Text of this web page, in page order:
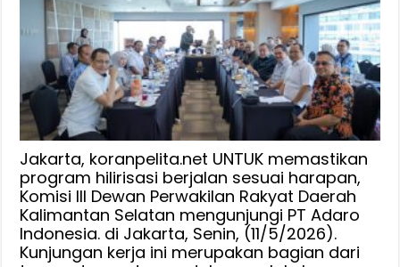
PT
Adaro
Maksimalkan
Program
Hilirisasi
dan
Pemerataan
CSR
Batubara
Di
Kalsel
Jakarta, koranpelita.net UNTUK memastikan
program hilirisasi berjalan sesuai harapan,
Komisi III Dewan Perwakilan Rakyat Daerah
Kalimantan Selatan mengunjungi PT Adaro
Indonesia. di Jakarta, Senin, (11/5/2026).
Kunjungan kerja ini merupakan bagian dari